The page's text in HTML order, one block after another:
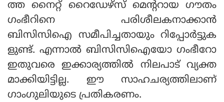
ത്ത നൈറ്റ് റൈഡേഴ്‌സ് മെന്ററായ ഗൗതം
ഗംഭീറിനെ പരിശീലകനാക്കാന്‍
ബിസിസിഐ സമീപിച്ചതായും റിപ്പോര്‍ട്ടുക
ളുണ്ട്. എന്നാല്‍ ബിസിസിഐയോ ഗംഭീറോ
ഇതുവരെ ഇക്കാര്യത്തില്‍ നിലപാട് വ്യക്ത
മാക്കിയിട്ടില്ല. ഈ സാഹചര്യത്തിലാണ്
ഗാംഗുലിയുടെ പ്രതികരണം.